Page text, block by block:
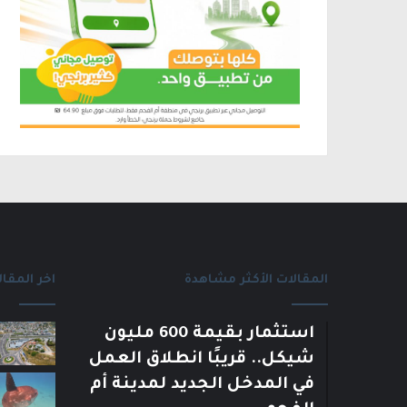
المقالات الأكثر مشاهدة
استثمار بقيمة 600 مليون
شيكل.. قريبًا انطلاق العمل
في المدخل الجديد لمدينة أم
اخر